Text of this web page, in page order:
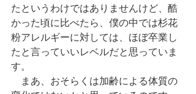
たというわけではありませんけど、酷
かった頃に比べたら、僕の中では杉花
粉アレルギーに対しては、ほぼ卒業し
たと言っていいレベルだと思っていま
す。
まあ、おそらくは加齢による体質の